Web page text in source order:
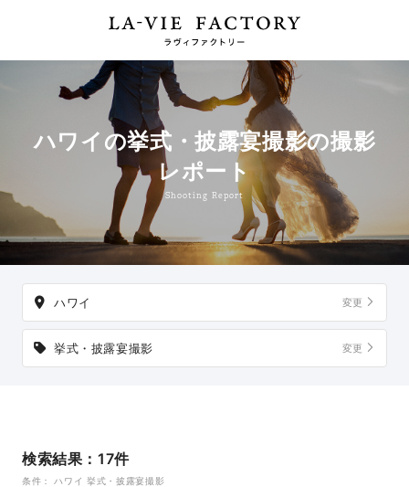
Shooting Report
ハワイの挙式・披露宴撮影の撮影
レポート
ハワイ 変更
挙式・披露宴撮影 変更
検索結果：17件
条件： ハワイ 挙式・披露宴撮影